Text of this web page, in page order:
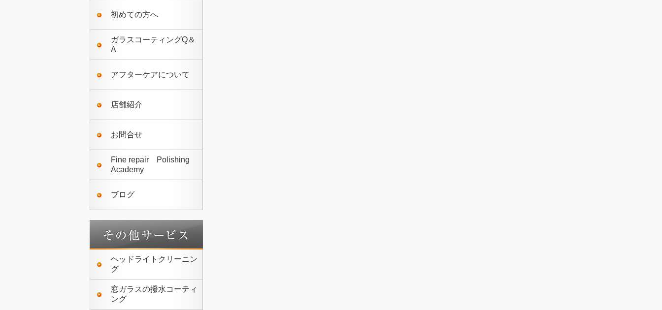
初めての方へ
ガラスコーティングQ＆
A
アフターケアについて
店舗紹介
お問合せ
Fine repair Polishing
Academy
ブログ
ヘッドライトクリーニン
グ
窓ガラスの撥水コーティ
ング